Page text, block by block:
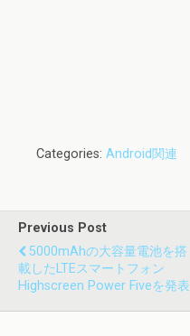
Categories: Android関連
Previous Post
5000mAhの大容量電池を搭
載したLTEスマートフォン
Highscreen Power Fiveを発表